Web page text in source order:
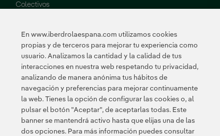
Colectivos
Innovación
Innovación en
nuestro negocio
Innovación
colaborativa
Next Generation EU
Ciberseguridad en
España
Smart Grids
Innovation Hub
En www.iberdrolaespana.com utilizamos cookies
propias y de terceros para mejorar tu experiencia como
usuario. Analizamos la cantidad y la calidad de tus
interacciones en nuestra web respetando tu privacidad,
analizando de manera anónima tus hábitos de
navegación y preferencias para mejorar continuamente
la web. Tienes la opción de configurar las cookies o, al
pulsar el botón "Aceptar", de aceptarlas todas. Este
banner se mantendrá activo hasta que elijas una de las
dos opciones. Para más información puedes consultar